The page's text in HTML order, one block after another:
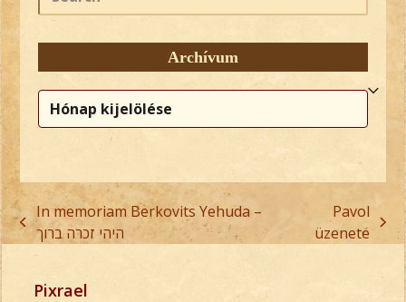
Archívum
Archívum
previous
post:
In memoriam Berkovits Yehuda –
היהי זכרה ברוך
next
Pavol
üzenete
Pixrael